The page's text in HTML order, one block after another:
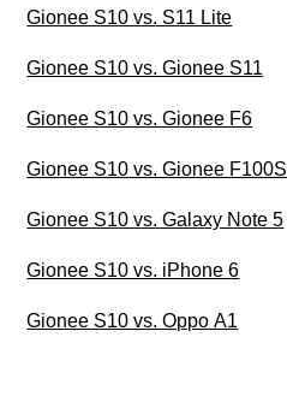
Gionee S10 vs. S11 Lite
Gionee S10 vs. Gionee S11
Gionee S10 vs. Gionee F6
Gionee S10 vs. Gionee F100S
Gionee S10 vs. Galaxy Note 5
Gionee S10 vs. iPhone 6
Gionee S10 vs. Oppo A1